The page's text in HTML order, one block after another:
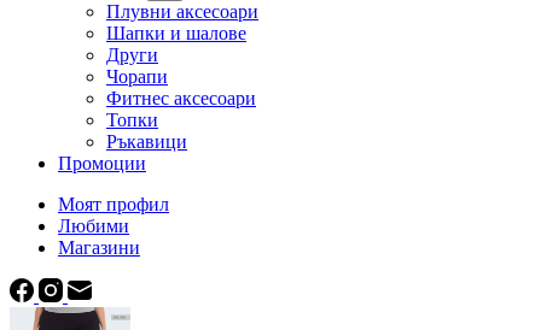
Плувни аксесоари
Шапки и шалове
Други
Чорапи
Фитнес аксесоари
Топки
Ръкавици
Промоции
Моят профил
Любими
Магазини